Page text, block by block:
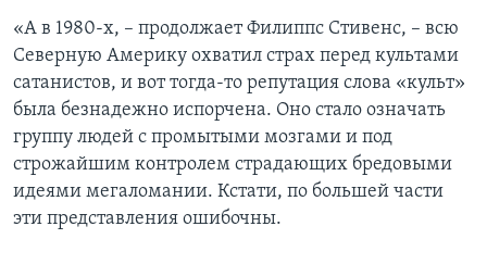
«А в 1980-х, – продолжает Филиппс Стивенс, – всю
Северную Америку охватил страх перед культами
сатанистов, и вот тогда-то репутация слова «культ»
была безнадежно испорчена. Оно стало означать
группу людей с промытыми мозгами и под
строжайшим контролем страдающих бредовыми
идеями мегаломании. Кстати, по большей части
эти представления ошибочны.